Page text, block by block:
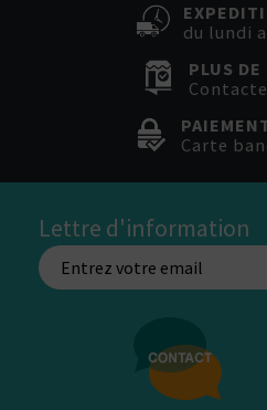
du lundi
PLUS DE
Carte
Lettre d'information